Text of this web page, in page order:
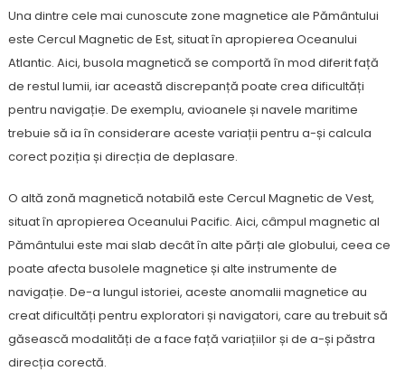
Una dintre cele mai cunoscute zone magnetice ale Pământului
este Cercul Magnetic de Est, situat în apropierea Oceanului
Atlantic. Aici, busola magnetică se comportă în mod diferit față
de restul lumii, iar această discrepanță poate crea dificultăți
pentru navigație. De exemplu, avioanele și navele maritime
trebuie să ia în considerare aceste variații pentru a-și calcula
corect poziția și direcția de deplasare.
O altă zonă magnetică notabilă este Cercul Magnetic de Vest,
situat în apropierea Oceanului Pacific. Aici, câmpul magnetic al
Pământului este mai slab decât în alte părți ale globului, ceea ce
poate afecta busolele magnetice și alte instrumente de
navigație. De-a lungul istoriei, aceste anomalii magnetice au
creat dificultăți pentru exploratori și navigatori, care au trebuit să
găsească modalități de a face față variațiilor și de a-și păstra
direcția corectă.